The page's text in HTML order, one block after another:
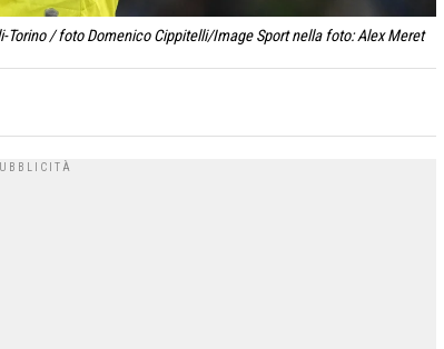
/ foto Domenico Cippitelli/Image Sport nella foto: Alex Meret